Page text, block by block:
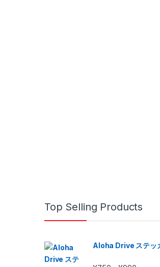
Top Selling Products
Aloha Drive ステッ